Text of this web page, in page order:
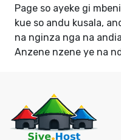
Page so ayeke gi
kue so andu kusala,
na nginza nga na
Anzene nzene ye na